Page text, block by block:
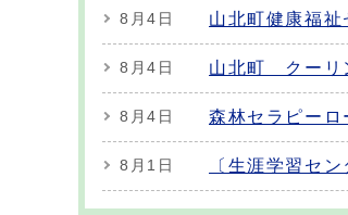
8月4日 山北町健康福祉
8月4日 山北町 クーリ
8月4日 森林セラピーロ
8月1日 〔生涯学習セ